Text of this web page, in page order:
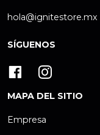
hola@ignitestore.mx
SÍGUENOS
MAPA DEL SITIO
Empresa